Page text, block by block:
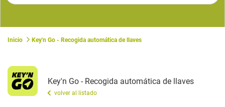
Inicio Key'n Go - Recogida automática de llaves
Key'n Go - Recogida automática de llaves
volver al listado